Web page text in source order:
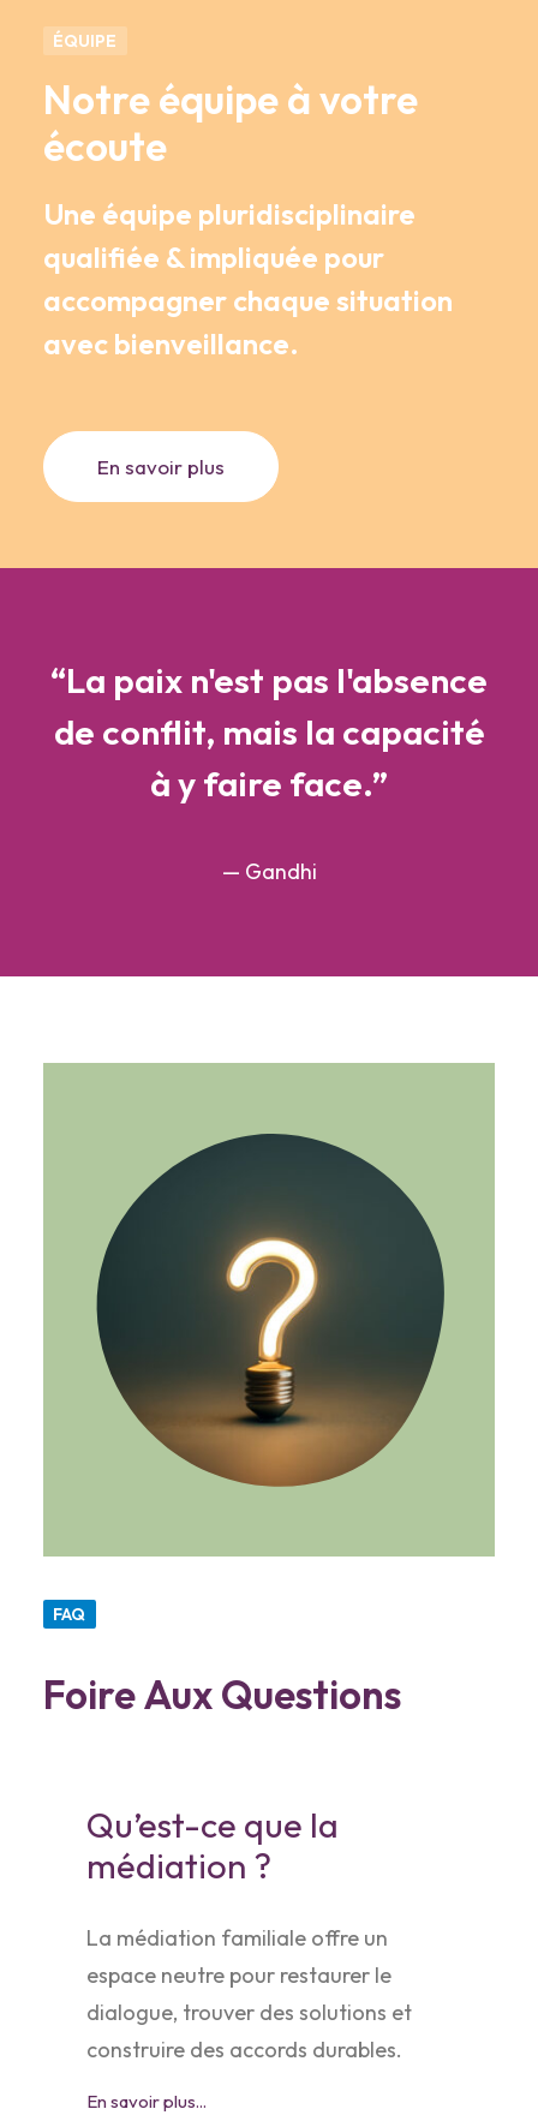
ÉQUIPE
Notre équipe à votre
écoute
Une équipe pluridisciplinaire
qualifiée & impliquée pour
accompagner chaque situation
avec bienveillance.
En savoir plus
“La paix n'est pas l'absence
de conflit, mais la capacité
à y faire face.”
— Gandhi
FAQ
Foire Aux Questions
Qu’est-ce que la
médiation ?
La médiation familiale offre un
espace neutre pour restaurer le
dialogue, trouver des solutions et
construire des accords durables.
En savoir plus...